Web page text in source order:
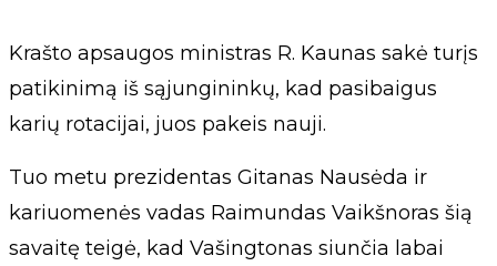
Krašto apsaugos ministras R. Kaunas sakė turįs
patikinimą iš sąjungininkų, kad pasibaigus
karių rotacijai, juos pakeis nauji.
Tuo metu prezidentas Gitanas Nausėda ir
kariuomenės vadas Raimundas Vaikšnoras šią
savaitę teigė, kad Vašingtonas siunčia labai